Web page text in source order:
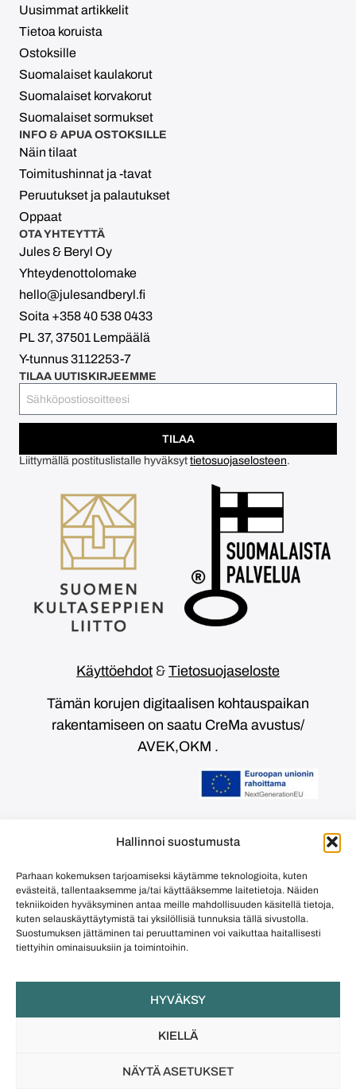
Hallinnoi suostumusta
Parhaan kokemuksen tarjoamiseksi käytämme teknologioita, kuten
evästeitä, tallentaaksemme ja/tai käyttääksemme laitetietoja. Näiden
tekniikoiden hyväksyminen antaa meille mahdollisuuden käsitellä tietoja,
kuten selauskäyttäytymistä tai yksilöllisiä tunnuksia tällä sivustolla.
Suostumuksen jättäminen tai peruuttaminen voi vaikuttaa haitallisesti
tiettyihin ominaisuuksiin ja toimintoihin.
HYVÄKSY
KIELLÄ
NÄYTÄ ASETUKSET
Uusimmat artikkelit
Tietoa koruista
Ostoksille
Suomalaiset kaulakorut
Suomalaiset korvakorut
Suomalaiset sormukset
INFO & APUA OSTOKSILLE
Näin tilaat
Toimitushinnat ja -tavat
Peruutukset ja palautukset
Oppaat
OTA YHTEYTTÄ
Jules & Beryl Oy
Yhteydenottolomake
hello@julesandberyl.fi
Soita +358 40 538 0433
PL 37, 37501 Lempäälä
Y-tunnus 3112253-7
TILAA UUTISKIRJEEMME
TILAA
Liittymällä postituslistalle hyväksyt tietosuojaselosteen.
Käyttöehdot & Tietosuojaseloste
Tämän korujen digitaalisen kohtauspaikan
rakentamiseen on saatu CreMa avustus/
AVEK,OKM .
NextGenerationEU
©Jules & Beryl